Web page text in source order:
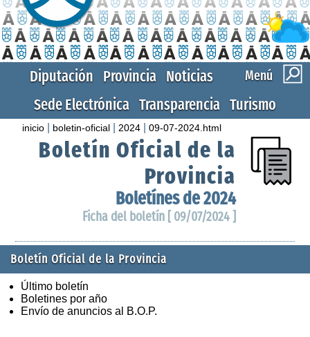
Menú
Diputación Provincia Noticias
Sede Electrónica Transparencia Turismo
inicio boletin-oficial 2024 |09-07-2024.html
Boletín Oficial de la
Provincia
Boletínes de 2024
Ficha del boletín [ 09/07/2024 ]
Boletín Oficial de la Provincia
Último boletín
Boletines por año
Envío de anuncios al B.O.P.